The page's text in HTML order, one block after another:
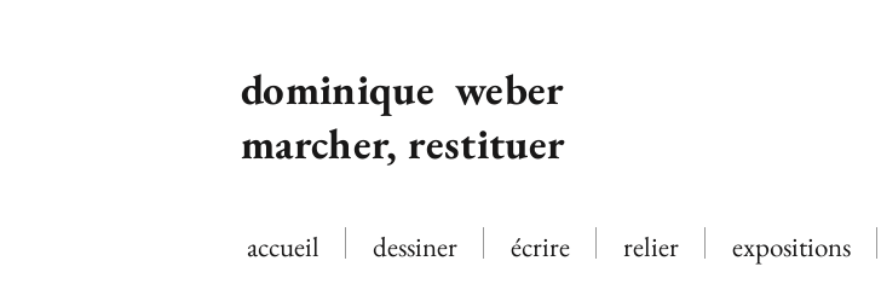
dominique weber
marcher, restituer
accueil dessiner écrire relier expositions